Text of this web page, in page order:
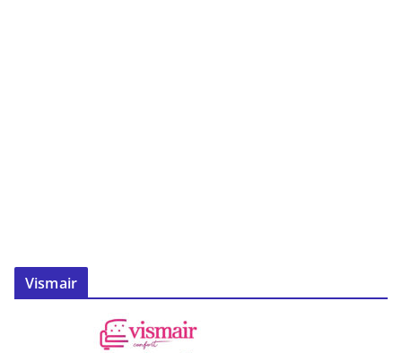
Vismair